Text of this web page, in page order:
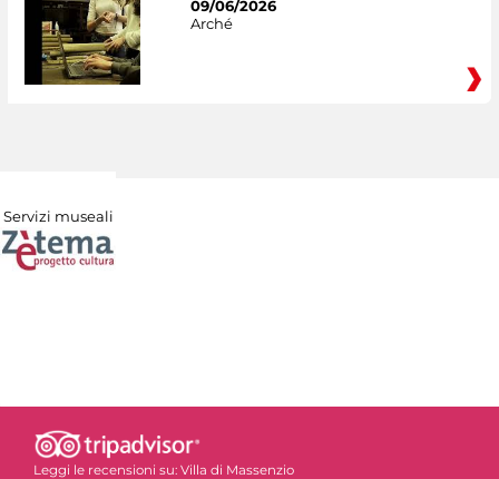
09/06/2026
Arché
Servizi museali
Leggi le recensioni su: Villa di Massenzio